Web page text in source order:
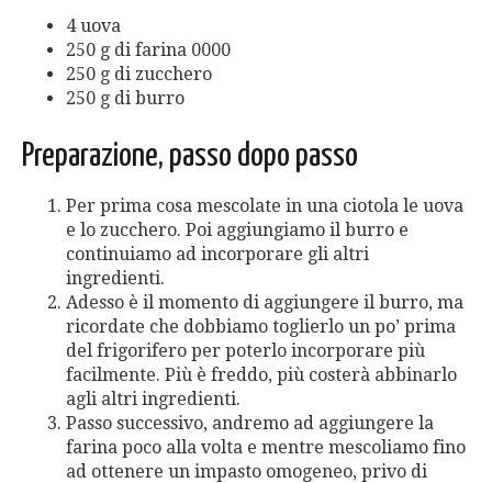
4 uova
250 g di farina 0000
250 g di zucchero
250 g di burro
Preparazione, passo dopo passo
Per prima cosa mescolate in una ciotola le uova
e lo zucchero. Poi aggiungiamo il burro e
continuiamo ad incorporare gli altri
ingredienti.
Adesso è il momento di aggiungere il burro, ma
ricordate che dobbiamo toglierlo un po’ prima
del frigorifero per poterlo incorporare più
facilmente. Più è freddo, più costerà abbinarlo
agli altri ingredienti.
Passo successivo, andremo ad aggiungere la
farina poco alla volta e mentre mescoliamo fino
ad ottenere un impasto omogeneo, privo di